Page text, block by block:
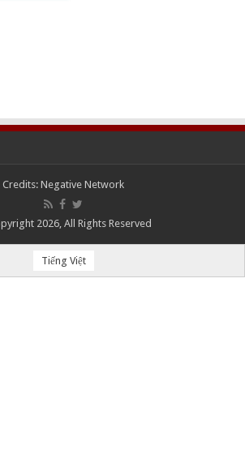
Credits: Negative Network
2026, All Rights Reserved
Tiếng Việt